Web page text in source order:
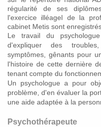
régularité de ses
l'exercice illéagel de la
cabinet Metis sont
Le travail du
d'expliquer des
symptômes, gênants pour
l'histoire de cette dernière
tenant compte du
Un psychologue a pour
problème, d'en évaluer la
une aide adaptée à la
Psychothérapeute